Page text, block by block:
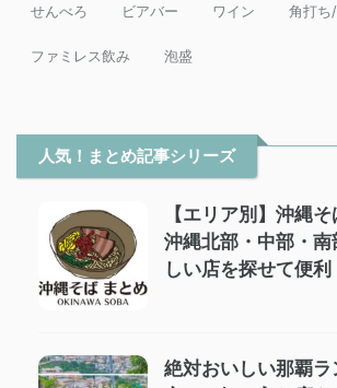
せんべろ ビアバー ワイン 角打ち
ファミレス飲み 泡盛
人気！まとめ記事シリーズ
【エリア別】沖縄
沖縄北部・中部・
しい店を探せて便利
絶対おいしい那覇